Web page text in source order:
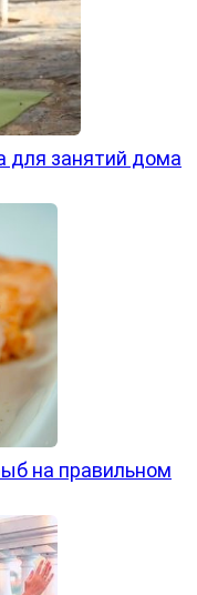
для занятий дома
на правильном